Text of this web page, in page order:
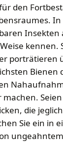
& Zubehör
Diverses
den
Insekten
kennen.
porträtieren
Bienen
machen.
die
Sie ein in
ungeahntem